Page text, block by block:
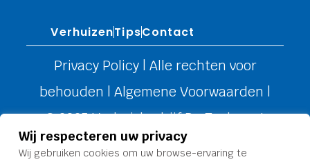
Wij respecteren uw privacy
Wij gebruiken cookies om uw browse-ervaring te
VerhuizenTipsContact
Privacy Policy | Alle rechten voor
behouden |
Algemene Voorwaarden
© 2025 Verhuisbedrijf De Toekomst